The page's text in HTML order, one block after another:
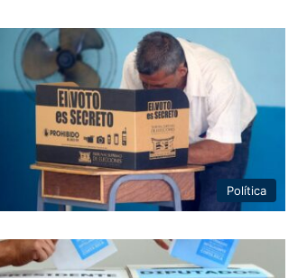
Política